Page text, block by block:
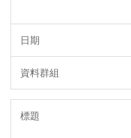
搶救分數大作戰(減C計畫)
環境教育